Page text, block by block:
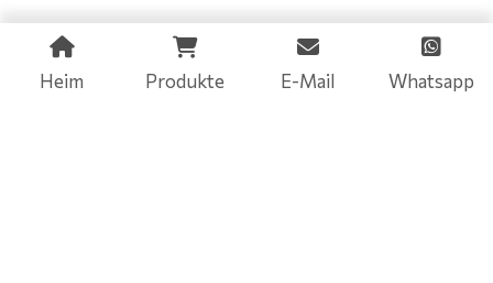
Heim Produkte E-Mail Whatsapp